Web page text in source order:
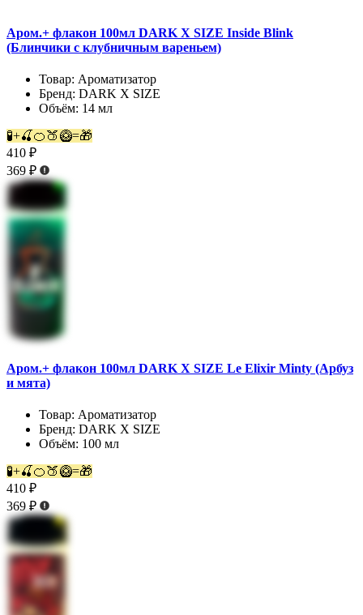
Аром.+ флакон 100мл DARK X SIZE Inside Blink
(Блинчики с клубничным вареньем)
Товар: Ароматизатор
Бренд: DARK X SIZE
Объём: 14 мл
🧪+🍒🍊🍑🥝=🎁
410 ₽
369 ₽
Аром.+ флакон 100мл DARK X SIZE Le Elixir Minty (Арбуз
и мята)
Товар: Ароматизатор
Бренд: DARK X SIZE
Объём: 100 мл
🧪+🍒🍊🍑🥝=🎁
410 ₽
369 ₽